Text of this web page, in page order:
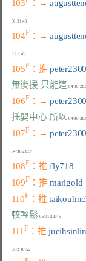
103 ：→
30 21:40
104F ：→
105F ：推
無後援 只能這
106F ：→
托嬰中心 所以
107F ：→
108F ：推 fly718
109F ：推
110F ：推
較輕鬆
05/01 22:45
111 F ：推 jueihsinlin